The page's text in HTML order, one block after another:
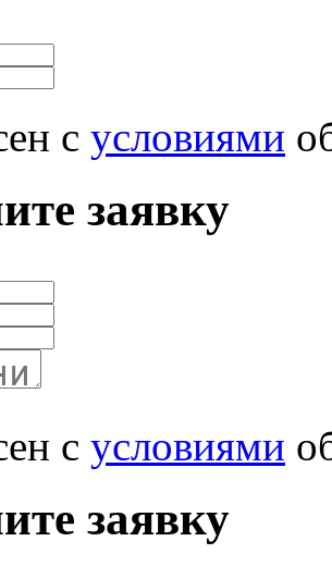
с условиями
заявку
с условиями
заявку